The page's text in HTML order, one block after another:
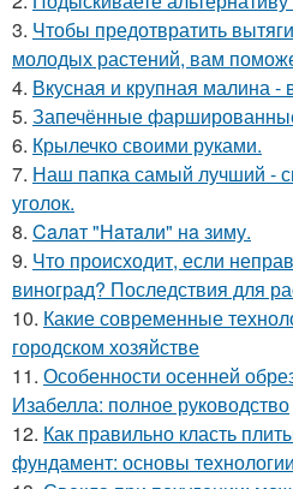
3. Чтобы предотвратить
молодых растений, вам
4. Вкусная и крупная малина -
5. Запечённые
6. Крылечко своими руками.
7. Наш папка самый лучший -
уголок.
8. Caлaт "Нaтaли" нa зиму.
9. Что происходит, если
виноград? Последствия для
10. Какие современные
городском хозяйстве
11. Особенности осенней
Изабелла: полное руководство
12. Как правильно класть
фундамент: основы технологии